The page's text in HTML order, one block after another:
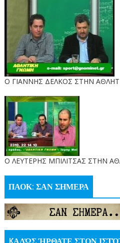
Ο ΓΙΑΝΝΗΣ ΔΕΛΚΟΣ ΣΤΗΝ
O ΛΕΥΤΕΡΗΣ ΜΠΙΛΙΤΣΑΣ ΣΤΗΝ
ΠΑΟΚ: ΣΑΝ ΣΗΜΕΡΑ